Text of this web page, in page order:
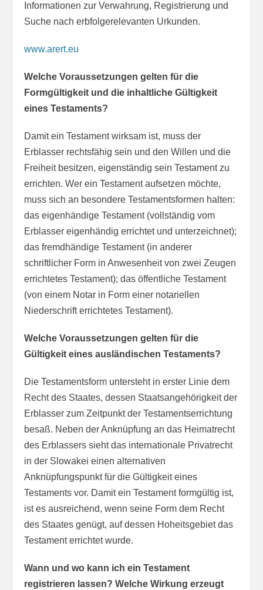
Informationen zur Verwahrung, Registrierung und
Suche nach erbfolgerelevanten Urkunden.
www.arert.eu
Welche Voraussetzungen gelten für die
Formgültigkeit und die inhaltliche Gültigkeit
eines Testaments?
Damit ein Testament wirksam ist, muss der
Erblasser rechtsfähig sein und den Willen und die
Freiheit besitzen, eigenständig sein Testament zu
errichten. Wer ein Testament aufsetzen möchte,
muss sich an besondere Testamentsformen halten:
das eigenhändige Testament (vollständig vom
Erblasser eigenhändig errichtet und unterzeichnet);
das fremdhändige Testament (in anderer
schriftlicher Form in Anwesenheit von zwei Zeugen
errichtetes Testament); das öffentliche Testament
(von einem Notar in Form einer notariellen
Niederschrift errichtetes Testament).
Welche Voraussetzungen gelten für die
Gültigkeit eines ausländischen Testaments?
Die Testamentsform untersteht in erster Linie dem
Recht des Staates, dessen Staatsangehörigkeit der
Erblasser zum Zeitpunkt der Testamentserrichtung
besaß. Neben der Anknüpfung an das Heimatrecht
des Erblassers sieht das internationale Privatrecht
in der Slowakei einen alternativen
Anknüpfungspunkt für die Gültigkeit eines
Testaments vor. Damit ein Testament formgültig ist,
ist es ausreichend, wenn seine Form dem Recht
des Staates genügt, auf dessen Hoheitsgebiet das
Testament errichtet wurde.
Wann und wo kann ich ein Testament
registrieren lassen? Welche Wirkung erzeugt